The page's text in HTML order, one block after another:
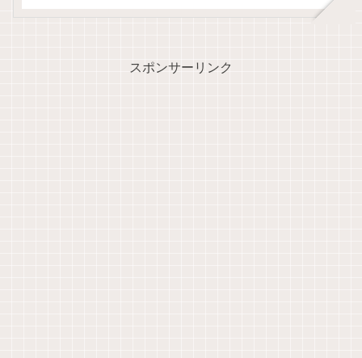
スポンサーリンク